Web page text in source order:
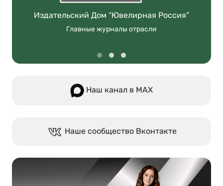
Издательский Дом “Ювелирная Россия”
Главные журналы отрасли
Наш канал в МАХ
Наше сообщество Вконтакте